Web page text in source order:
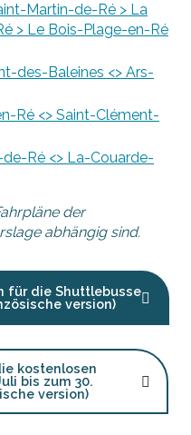
Martin-de-Ré > La
> Le Bois-Plage-en-Ré
des-Baleines <> Ars-
Ré <> Saint-Clément-
Ré <> La-Couarde-
der
abhängig sind.
für die Shuttlebusse
version)
kostenlosen
bis zum 30.
version)